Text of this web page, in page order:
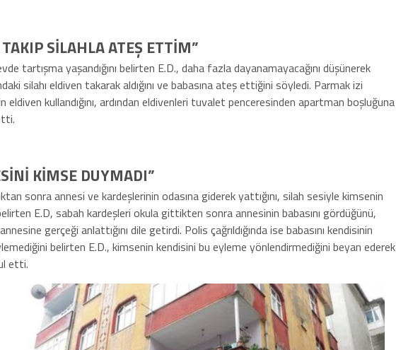
SİLAHLA ATEŞ ETTİM”
tartışma yaşandığını belirten E.D., daha fazla dayanamayacağını düşünerek
silahı eldiven takarak aldığını ve babasına ateş ettiğini söyledi. Parmak izi
eldiven kullandığını, ardından eldivenleri tuvalet penceresinden apartman boşluğuna
KİMSE DUYMADI”
sonra annesi ve kardeşlerinin odasına giderek yattığını, silah sesiyle kimsenin
E.D, sabah kardeşleri okula gittikten sonra annesinin babasını gördüğünü,
gerçeği anlattığını dile getirdi. Polis çağrıldığında ise babasını kendisinin
belirten E.D., kimsenin kendisini bu eyleme yönlendirmediğini beyan ederek
etti.